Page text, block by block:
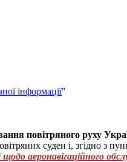
інформації"
повітряного руху
суден і, згідно з
аеронавігаційного